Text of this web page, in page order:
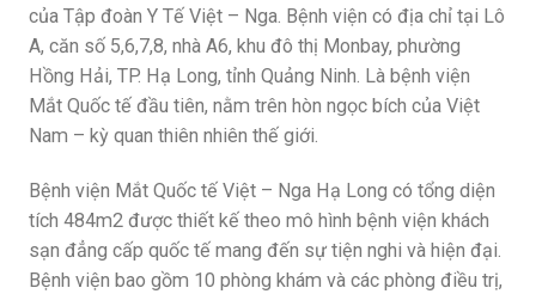
của Tập đoàn Y Tế Việt – Nga. Bệnh viện có địa chỉ tại Lô
A, căn số 5,6,7,8, nhà A6, khu đô thị Monbay, phường
Hồng Hải, TP. Hạ Long, tỉnh Quảng Ninh. Là bệnh viện
Mắt Quốc tế đầu tiên, nằm trên hòn ngọc bích của Việt
Nam – kỳ quan thiên nhiên thế giới.
Bệnh viện Mắt Quốc tế Việt – Nga Hạ Long có tổng diện
tích 484m2 được thiết kế theo mô hình bệnh viện khách
sạn đẳng cấp quốc tế mang đến sự tiện nghi và hiện đại.
Bệnh viện bao gồm 10 phòng khám và các phòng điều trị,